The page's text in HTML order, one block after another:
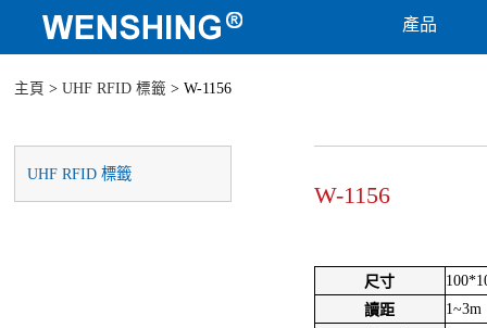
產品
主頁 > UHF RFID 標籤 > W-1156
UHF RFID 標籤
W-1156
尺寸
讀距 1~3m